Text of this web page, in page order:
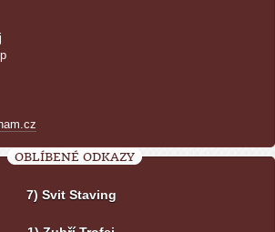
OBLÍBENÉ ODKAZY
7) Svit Staving